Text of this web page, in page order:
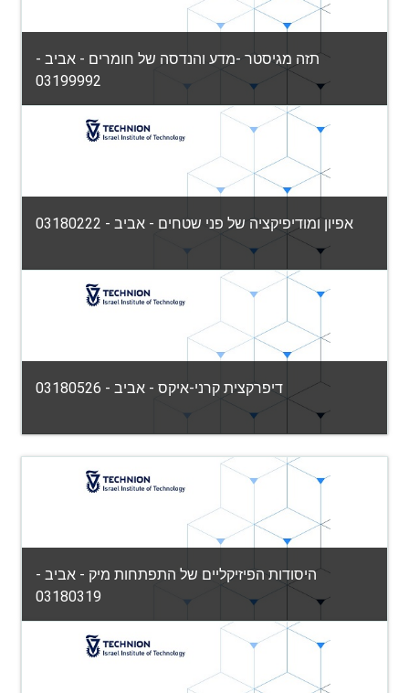
תזה מגיסטר -מדע והנדסה של חומרים - אביב -
03199992
הפקולטה למדע והנדסה של חומרים
אפיון ומודיפיקציה של פני שטחים - אביב - 03180222
Category:הפקולטה למדע והנדסה של חומרים
דיפרקצית קרני-איקס - אביב - 03180526
Category: הפקולטה למדע והנדסה של חומרים
View Course
היסודות הפיזיקליים של התפתחות מיק - אביב -
03180319
הפקולטה למדע והנדסה של חומרים